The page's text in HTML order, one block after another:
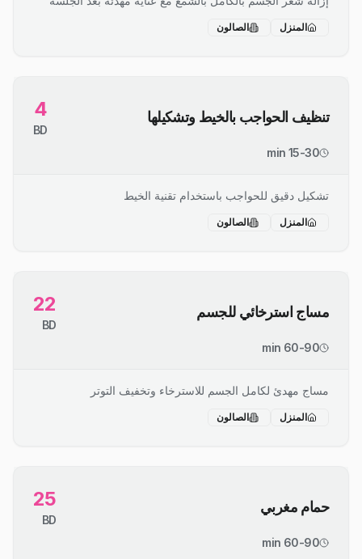
المنزل الصالون
تنظيف الحواجب بالخيط وتشكيلها 4
BD
15-30 min
تشكيل دقيق للحواجب باستخدام تقنية الخيط
المنزل الصالون
مساج استرخائي للجسم 22
BD
60-90 min
مساج مهدئ لكامل الجسم للاسترخاء وتخفيف التوتر
المنزل الصالون
حمام مغربي 25
BD
60-90 min